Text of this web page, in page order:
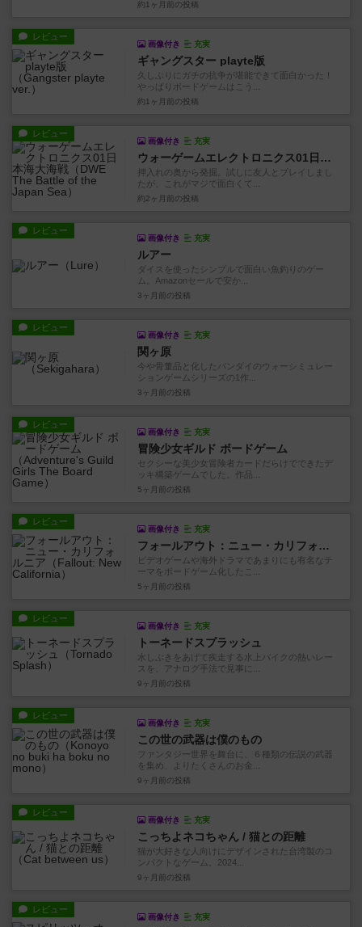
約1ヶ月前 の投稿
レビュー
画像付き 充実
ギャングスター playte版
久しぶりにガチの抗争が堪能できて面白かった！
やっぱりボードゲームはこう...
約1ヶ月前 の投稿
レビュー
画像付き 充実
ウォーゲームエレクトロニクス01日本海大海戦
押入れの奥から発掘。試しに友人とプレイしまし
たが、これがマジで面白くて...
約2ヶ月前 の投稿
レビュー
画像付き 充実
ルアー
ダイスを使ったシンプルで面白い魚釣りのゲー
ム。Amazonセールで安か...
3ヶ月前 の投稿
レビュー
画像付き 充実
関ヶ原
今や骨董品と化したバンダイのウォーシミュレー
ションゲームシリーズの1作...
3ヶ月前 の投稿
レビュー
画像付き 充実
冒険少女ギルド ボードゲーム
セクシーな美少女冒険者カードだらけでできたデ
ッキ構築ゲームでした。作品...
5ヶ月前 の投稿
レビュー
画像付き 充実
フォールアウト：ニュー・カリフォルニア
ビデオゲームや海外ドラマであまりにも有名なテ
ーマをボードゲーム化したこ...
5ヶ月前 の投稿
レビュー
画像付き 充実
トーネードスプラッシュ
水しぶきをあげて疾走する水上バイクの熱いレー
スを、アナログ手法で見事に...
9ヶ月前 の投稿
レビュー
画像付き 充実
この世の武器は僕のもの
ファンタジー世界を舞台に、６種類の伝説の武器
を集め、よりたくさんのお金...
9ヶ月前 の投稿
レビュー
画像付き 充実
こっちよネコちゃん / 猫との距離
猫が大好きな人向けにデザインされた台湾製のコ
ンパクトなゲーム。2024...
9ヶ月前 の投稿
レビュー
画像付き 充実